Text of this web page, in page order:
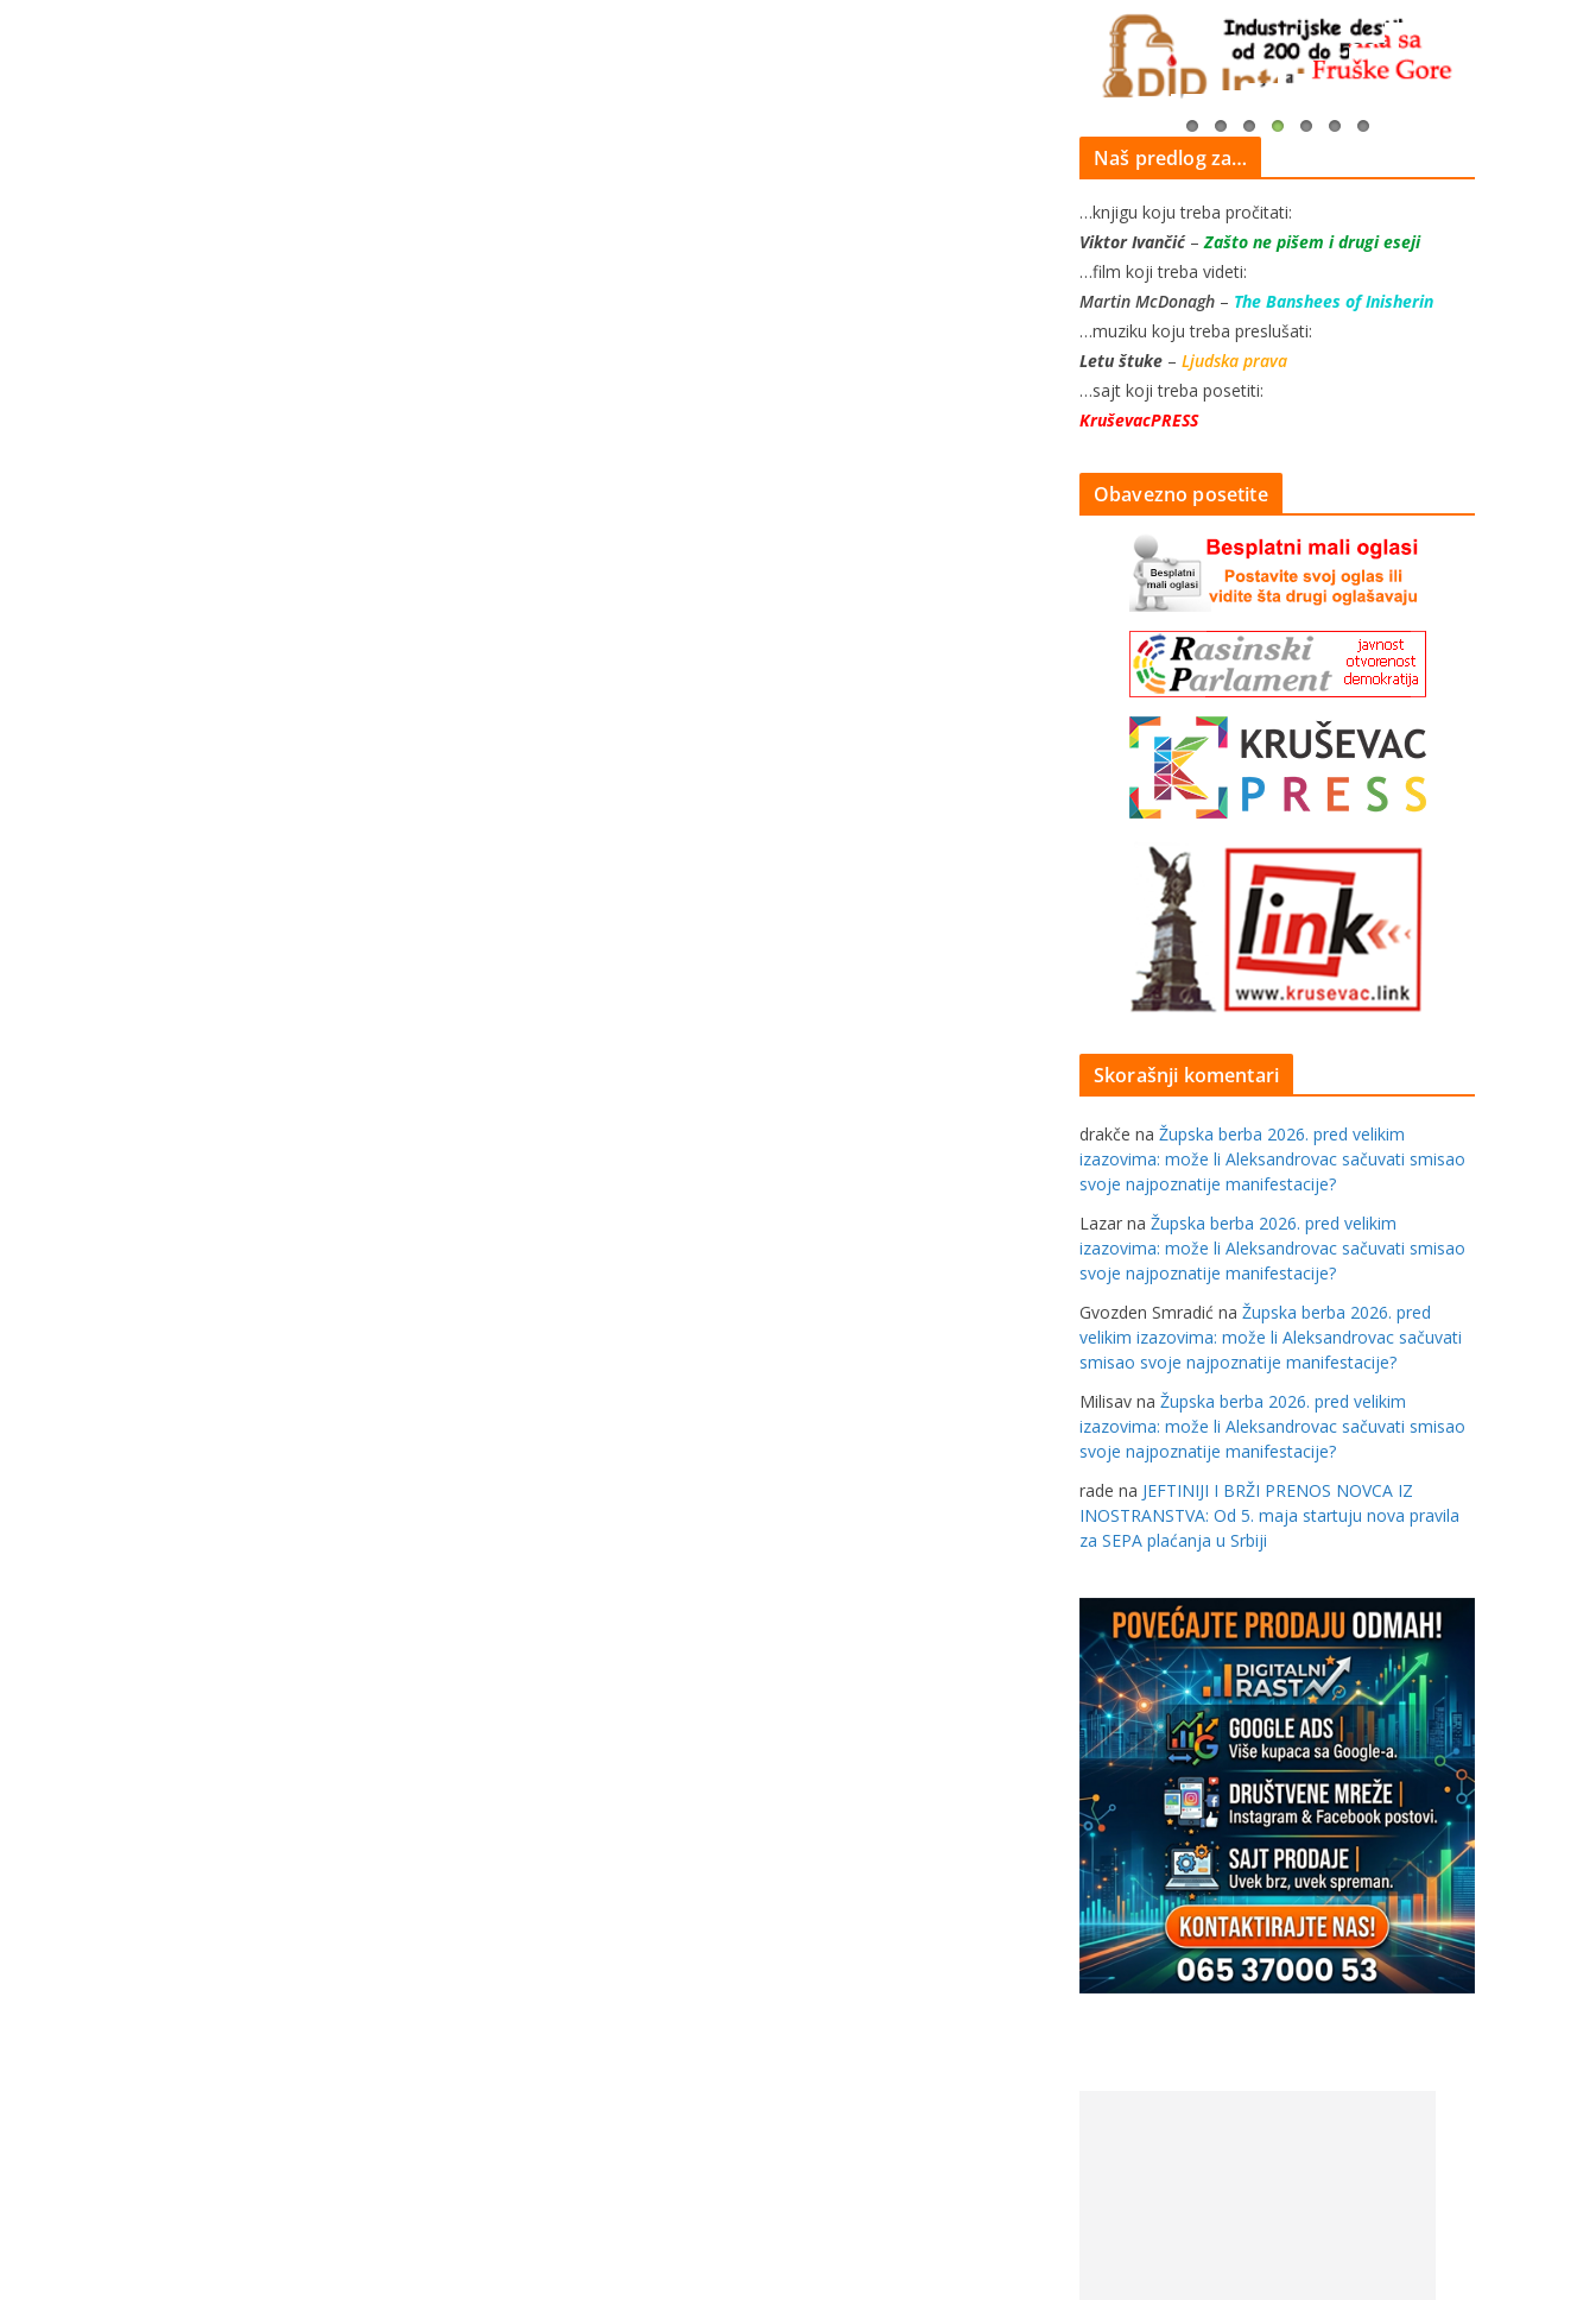
Naš predlog za…
…knjigu koju treba pročitati:
Viktor Ivančić– Zašto ne pišem i drugi eseji
…film koji treba videti:
Martin McDonagh – The Banshees of Inisherin
…muziku koju treba preslušati:
Letu štuke – Ljudska prava
…sajt koji treba posetiti:
KruševacPRESS
Obavezno posetite
Skorašnji komentari
drakče na Župska berba 2026. pred velikim
izazovima: može li Aleksandrovac sačuvati smisao
svoje najpoznatije manifestacije?
Lazar na Župska berba 2026. pred velikim
izazovima: može li Aleksandrovac sačuvati smisao
svoje najpoznatije manifestacije?
Gvozden Smradić na Župska berba 2026. pred
velikim izazovima: može li Aleksandrovac sačuvati
smisao svoje najpoznatije manifestacije?
Milisav na Župska berba 2026. pred velikim
izazovima: može li Aleksandrovac sačuvati smisao
svoje najpoznatije manifestacije?
rade na JEFTINIJI I BRŽI PRENOS NOVCA IZ
INOSTRANSTVA: Od 5. maja startuju nova pravila
za SEPA plaćanja u Srbiji